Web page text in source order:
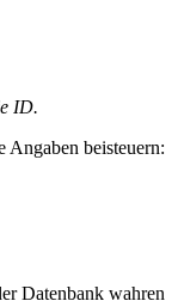
ID.
Angaben beisteuern:
Datenbank wahren